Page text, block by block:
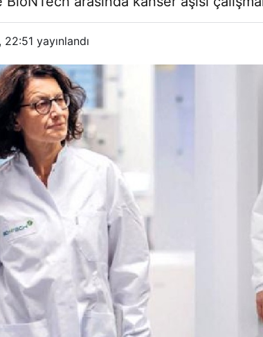
22:51 yayınlandı